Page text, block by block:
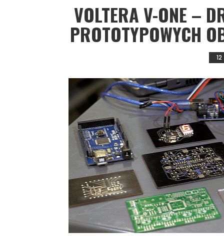
VOLTERA V-ONE –
PROTOTYPOWYCH